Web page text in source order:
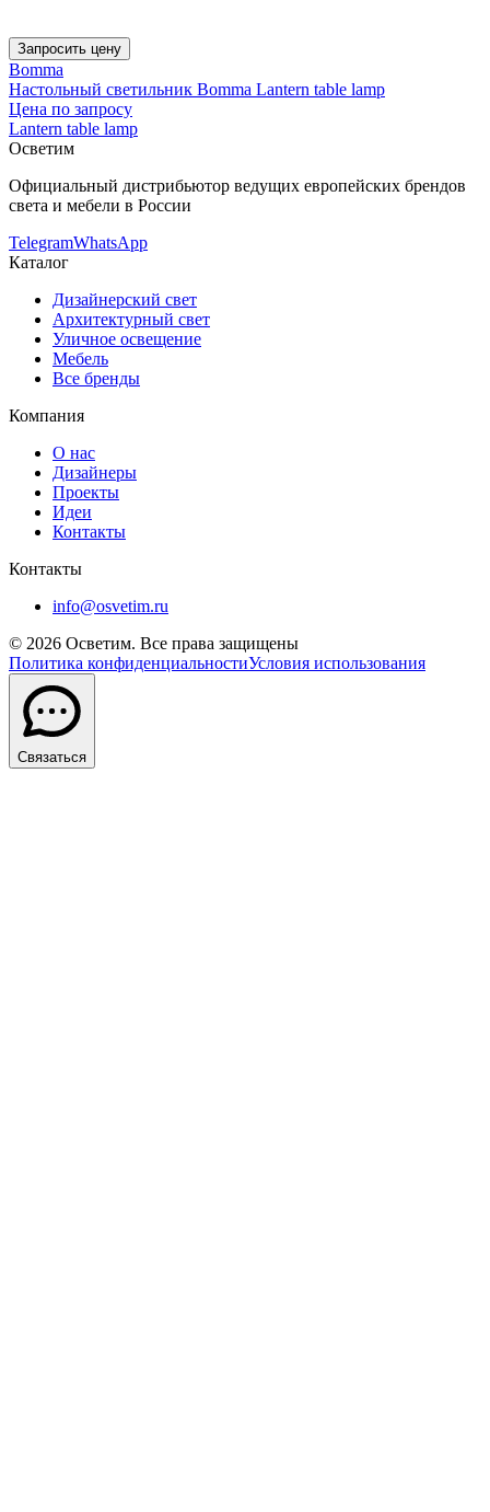
Запросить цену
Bomma
Настольный светильник Bomma Lantern table lamp
Цена по запросу
Lantern table lamp
Осветим
Официальный дистрибьютор ведущих европейских брендов
света и мебели в России
TelegramWhatsApp
Каталог
Дизайнерский свет
Архитектурный свет
Уличное освещение
Мебель
Все бренды
Компания
О нас
Дизайнеры
Проекты
Идеи
Контакты
Контакты
info@osvetim.ru
© 2026 Осветим. Все права защищены
Политика конфиденциальностиУсловия использования
Связаться